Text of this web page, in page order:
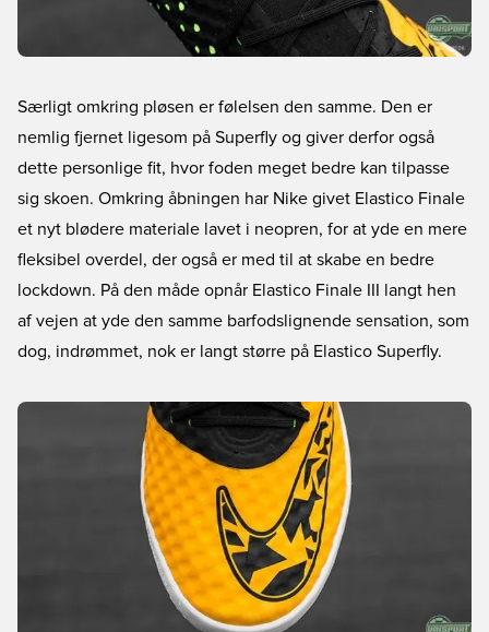
Særligt omkring pløsen er følelsen den samme. Den er
nemlig fjernet ligesom på Superfly og giver derfor også
dette personlige fit, hvor foden meget bedre kan tilpasse
sig skoen. Omkring åbningen har Nike givet Elastico Finale
et nyt blødere materiale lavet i neopren, for at yde en mere
fleksibel overdel, der også er med til at skabe en bedre
lockdown. På den måde opnår Elastico Finale III langt hen
af vejen at yde den samme barfodslignende sensation, som
dog, indrømmet, nok er langt større på Elastico Superfly.